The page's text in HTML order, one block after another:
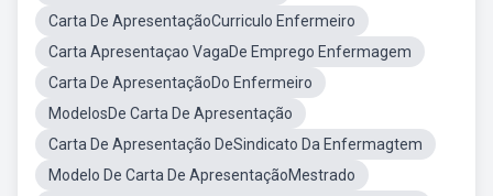
Carta De ApresentaçãoCurriculo Enfermeiro
Carta Apresentaçao VagaDe Emprego Enfermagem
Carta De ApresentaçãoDo Enfermeiro
ModelosDe Carta De Apresentação
Carta De Apresentação DeSindicato Da Enfermagtem
Modelo De Carta De ApresentaçãoMestrado